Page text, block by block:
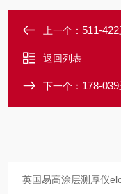
上一个： 511-422三
返回列表
下一个： 178-039